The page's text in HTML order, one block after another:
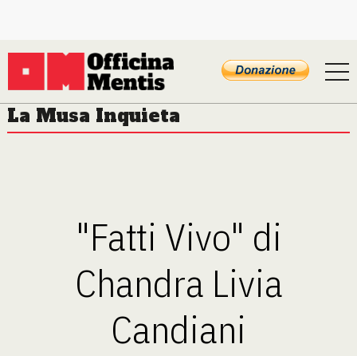
La Musa Inquieta
"Fatti Vivo" di
Chandra Livia
Candiani